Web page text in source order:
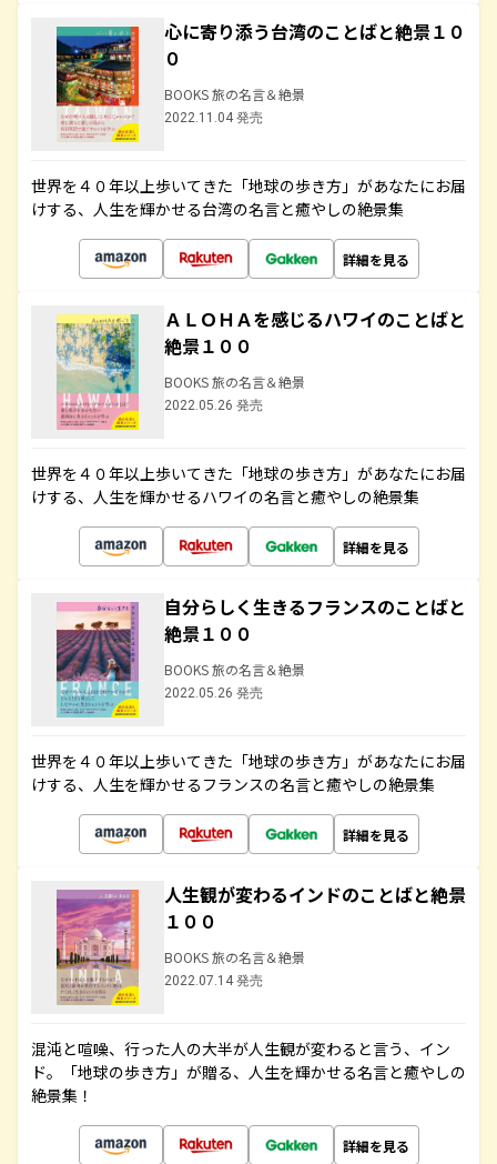
心に寄り添う台湾のことばと絶景１０
０
BOOKS 旅の名言＆絶景
2022.11.04 発売
世界を４０年以上歩いてきた「地球の歩き方」があなたにお届
けする、人生を輝かせる台湾の名言と癒やしの絶景集
詳細を見る
ＡＬＯＨＡを感じるハワイのことばと
絶景１００
BOOKS 旅の名言＆絶景
2022.05.26 発売
世界を４０年以上歩いてきた「地球の歩き方」があなたにお届
けする、人生を輝かせるハワイの名言と癒やしの絶景集
詳細を見る
自分らしく生きるフランスのことばと
絶景１００
BOOKS 旅の名言＆絶景
2022.05.26 発売
世界を４０年以上歩いてきた「地球の歩き方」があなたにお届
けする、人生を輝かせるフランスの名言と癒やしの絶景集
詳細を見る
人生観が変わるインドのことばと絶景
１００
BOOKS 旅の名言＆絶景
2022.07.14 発売
混沌と喧噪、行った人の大半が人生観が変わると言う、イン
ド。「地球の歩き方」が贈る、人生を輝かせる名言と癒やしの
絶景集！
詳細を見る